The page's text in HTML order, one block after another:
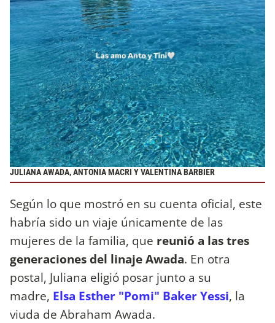
JULIANA AWADA, ANTONIA MACRI Y VALENTINA BARBIER
Según lo que mostró en su cuenta oficial, este
habría sido un viaje únicamente de las
mujeres de la familia, que reunió a las tres
generaciones del linaje Awada. En otra
postal, Juliana eligió posar junto a su
madre, Elsa Esther "Pomi" Baker Yessi, la
viuda de Abraham Awada.